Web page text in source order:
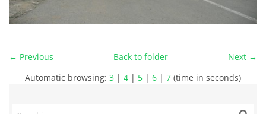
← Previous Next →
Back to folder
Automatic browsing: 3 | 4 | 5 | 6 | 7 (time in seconds)